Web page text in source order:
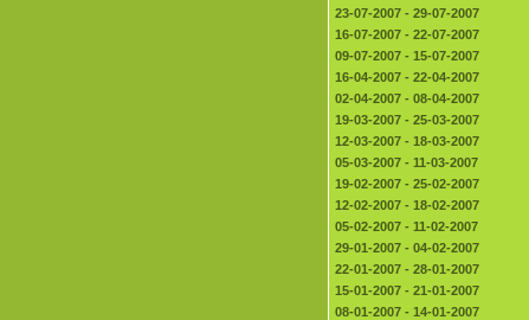
23-07-2007 - 29-07-2007
16-07-2007 - 22-07-2007
09-07-2007 - 15-07-2007
16-04-2007 - 22-04-2007
02-04-2007 - 08-04-2007
19-03-2007 - 25-03-2007
12-03-2007 - 18-03-2007
05-03-2007 - 11-03-2007
19-02-2007 - 25-02-2007
12-02-2007 - 18-02-2007
05-02-2007 - 11-02-2007
29-01-2007 - 04-02-2007
22-01-2007 - 28-01-2007
15-01-2007 - 21-01-2007
08-01-2007 - 14-01-2007